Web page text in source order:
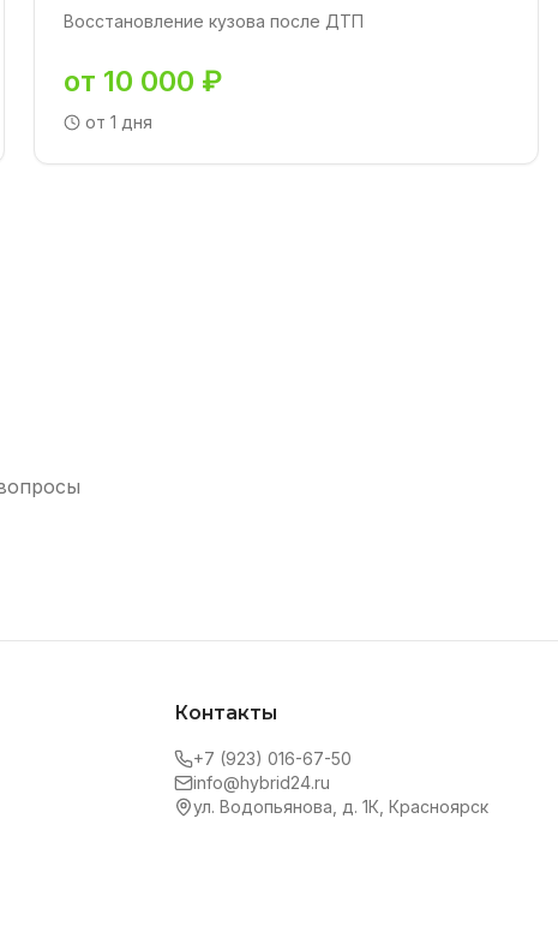
Восстановление кузова после ДТП
от 10 000 ₽
от 1 дня
Контакты
+7 (923) 016-67-50
info@hybrid24.ru
ул. Водопьянова, д. 1К, Красноярск